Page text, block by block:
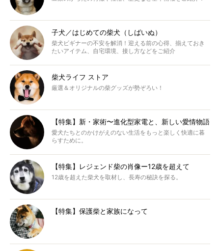
子犬／はじめての柴犬（しばいぬ）
柴犬ビギナーの不安を解消！迎える前の心得、揃えておき
たいアイテム、自宅環境、接し方などをご紹介
柴犬ライフ ストア
厳選＆オリジナルの柴グッズが勢ぞろい！
【特集】新・家術〜進化型家電と、新しい愛情物語
愛犬たちとのかけがえのない生活をもっと楽しく快適に暮
らすために。
【特集】レジェンド柴の肖像ー12歳を超えて
12歳を超えた柴犬を取材し、長寿の秘訣を探る。
【特集】保護柴と家族になって